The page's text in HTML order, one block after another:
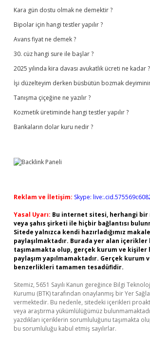
Kara gün dostu olmak ne demektir ?
Bipolar için hangi testler yapılır ?
Avans fiyat ne demek ?
30. cüz hangi sure ile başlar ?
2025 yılında kira davası avukatlık ücreti ne kadar ?
İşi düzelteyim derken büsbütün bozmak
Tanışma çiçeğine ne yazılır ?
Kozmetik üretiminde hangi testler yapılır ?
Bankaların dolar kuru nedir ?
Reklam ve İletişim: Skype:
Yasal Uyarı: Bu internet sitesi, herhangi bir
veya şahıs şirketi ile hiçbir bağlantısı
Sitede yalnızca kendi hazırladığımız
paylaşılmaktadır. Burada yer alan
taşımamakta olup, gerçek kurum ve kişiler
paylaşım yapılmamaktadır. Gerçek kurum
benzerlikleri tamamen tesadüfidir.
Sitemiz, 5651 Sayılı Kanun gereğince Bilgi
Kurumu (BTK) tarafından onaylanmış bir Yer
vermektedir. Bu nedenle, sitedeki içerikleri
veya araştırma yükümlülüğümüz
yazdıkları içeriklerin sorumluluğunu taşımakta
bu sorumluluğu kabul etmiş sayılırlar.